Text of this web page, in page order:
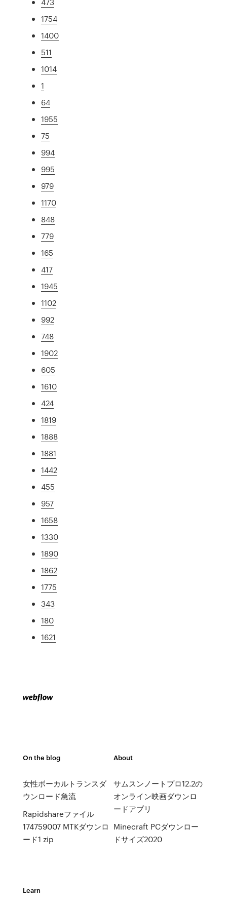
1754
1400
511
1014
1
64
1955
75
994
995
979
1170
848
779
165
417
1945
1102
992
748
1902
605
1610
424
1819
1888
1881
1442
455
957
1658
1330
1890
1862
1775
343
180
1621
On the blog
女性ボーカルトランスダ
ウンロード急流
Rapidshareファイル
174759007 MTKダウンロ
ード1 zip
About
サムスンノートプロ12.2の
オンライン映画ダウンロ
ードアプリ
Minecraft PCダウンロー
ドサイズ2020
Learn